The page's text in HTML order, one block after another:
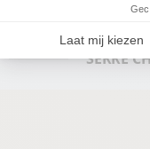
SERRE